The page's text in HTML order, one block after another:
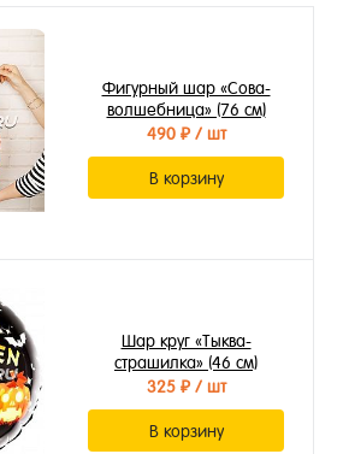
Фигурный шар «Сова-
волшебница» (76 см)
490 ₽/ шт
В корзину
Шар круг «Тыква-
страшилка» (46 см)
325 ₽/ шт
В корзину